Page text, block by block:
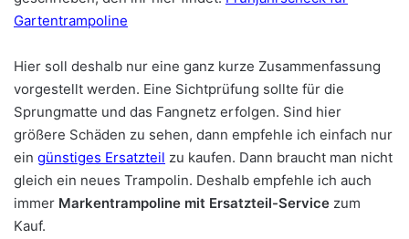
Gartentrampoline
Hier soll deshalb nur eine ganz kurze Zusammenfassung
vorgestellt werden. Eine Sichtprüfung sollte für die
Sprungmatte und das Fangnetz erfolgen. Sind hier
größere Schäden zu sehen, dann empfehle ich einfach nur
ein günstiges Ersatzteil zu kaufen. Dann braucht man nicht
gleich ein neues Trampolin. Deshalb empfehle ich auch
immer Markentrampoline mit Ersatzteil-Service zum
Kauf.